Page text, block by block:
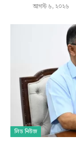
আগস্ট ৬, ২০২৬
লিড নিউজ